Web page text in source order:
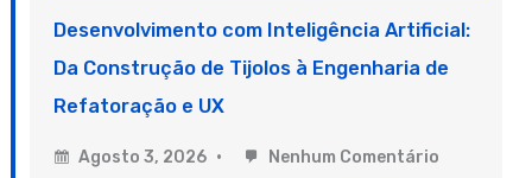
Desenvolvimento com Inteligência Artificial:
Da Construção de Tijolos à Engenharia de
Refatoração e UX
Agosto 3, 2026 Nenhum Comentário